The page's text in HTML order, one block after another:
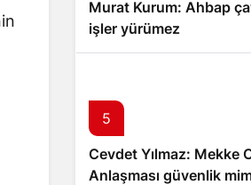
Murat Kurum: Ahbap
işler yürümez
5
Cevdet Yılmaz: Mekke
Anlaşması güvenlik